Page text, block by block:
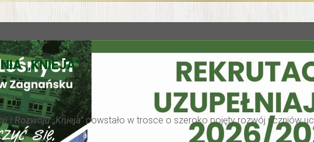
„KNIEJA”
i Rozwoju „Knieja” powstało w trosce o szeroko pojęty rozwój uczniów